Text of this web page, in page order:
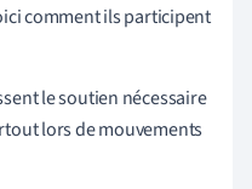
comment ils participent
le soutien nécessaire
lors de mouvements